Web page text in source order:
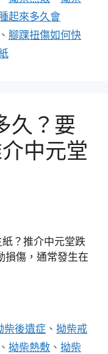
起來多久會
、 腳踝扭傷如何快
久？要
中元堂
？推介中元堂跌
損傷，通常發生在
柴後遺症 、拗柴戒
、 拗柴熱敷 、 拗柴